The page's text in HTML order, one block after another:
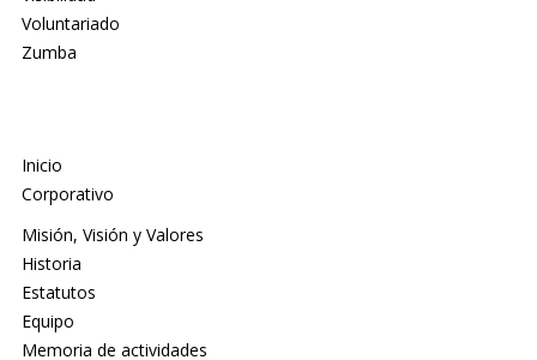
Voluntariado
Zumba
Inicio
Corporativo
Misión, Visión y Valores
Historia
Estatutos
Equipo
Memoria de actividades